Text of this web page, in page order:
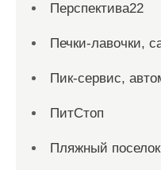
Перспектива22
Печки-лавочки,
Пик-сервис,
ПитСтоп
Пляжный